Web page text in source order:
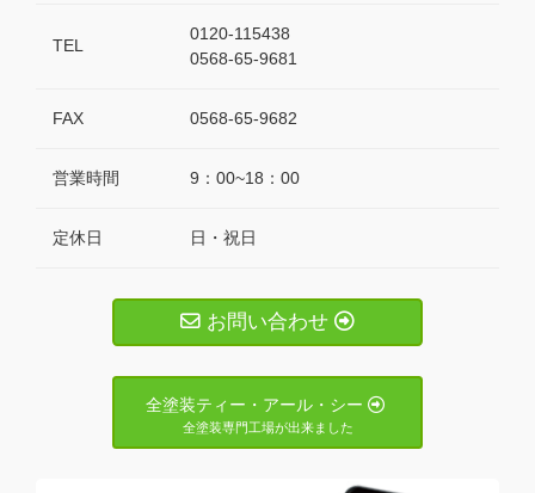
TEL
0120-115438
0568-65-9681
FAX 0568-65-9682
営業時間 9：00~18：00
定休日 日・祝日
お問い合わせ
全塗装ティー・アール・シー
全塗装専門工場が出来ました